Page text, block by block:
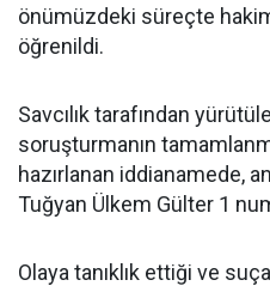
önümüzdeki süreçte hakim
öğrenildi.
Savcılık tarafından
soruşturmanın
hazırlanan iddianamede,
Tuğyan Ülkem Gülter 1
Olaya tanıklık ettiği ve